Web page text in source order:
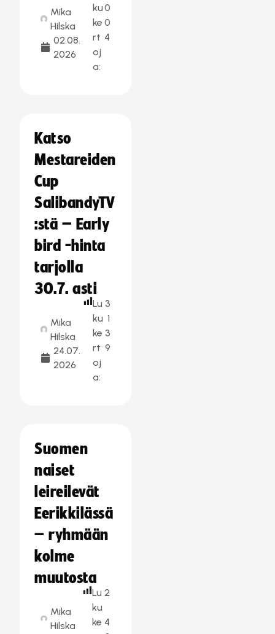
Mika
Hilska
02.08.
2026
ku
ke
rt
oj
a:
0
0
4
Katso
Mestareiden
Cup
SalibandyTV
:stä – Early
bird -hinta
tarjolla
30.7. asti
Mika
Hilska
24.07.
2026
Lu
ku
ke
rt
oj
a:
3
1
3
9
Suomen
naiset
leireilevät
Eerikkilässä
– ryhmään
kolme
muutosta
Mika
Hilska
Lu
ku
ke
2
4